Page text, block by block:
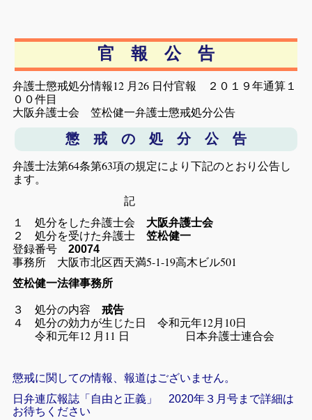
官 報 公 告
弁護士懲戒処分情報12 月26 日付官報 ２０１９年通算１
００件目
大阪弁護士会 笠松健一弁護士懲戒処分公告
懲 戒 の 処 分 公 告
弁護士法第64条第63項の規定により下記のとおり公告し
ます。
記
１ 処分をした弁護士会
大阪弁護士会
２ 処分を受けた弁護士笠松健一
登録番号20074
事務所 大阪市北区西天満5-1-19高木ビル501
笠松健一法律事務所
３ 処分の内容戒告
４ 処分の効力が生じた日 令和元年12月10日
令和元年12 月11 日 日本弁護士連合会
懲戒に関しての情報、報道はございません。
日弁連広報誌「自由と正義」 2020年３月号まで詳細は
お待ちください